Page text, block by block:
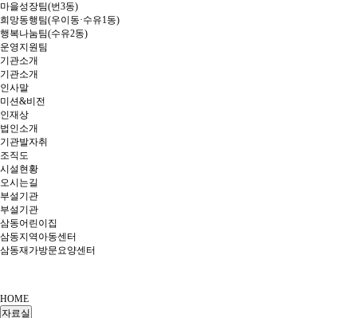
마을성장팀(번3동)
희망동행팀(우이동·수유1동)
행복나눔팀(수유2동)
운영지원팀
기관소개
기관소개
인사말
미션&비전
인재상
법인소개
기관발자취
조직도
시설현황
오시는길
부설기관
부설기관
삼동어린이집
삼동지역아동센터
삼동재가방문요양센터
HOME
자료실